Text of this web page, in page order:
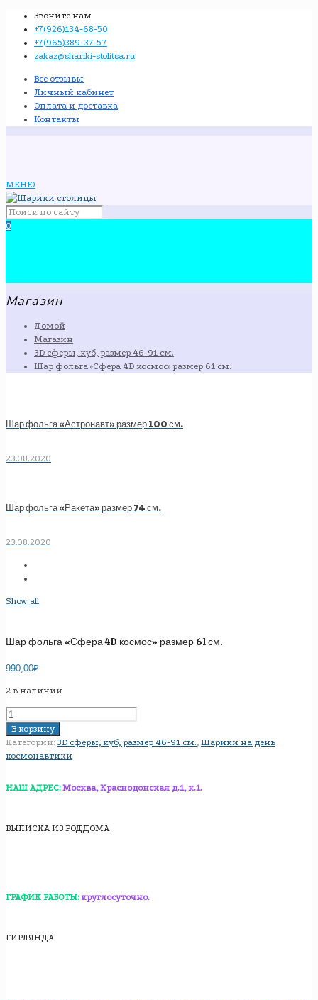
Звоните нам
+7(926)134-68-50
+7(965)389-37-57
zakaz@shariki-stolitsa.ru
Все отзывы
Личный кабинет
Оплата и доставка
Контакты
МЕНЮ
0
Магазин
Домой
Магазин
3D сферы, куб, размер 46-91 см.
Шар фольга «Сфера 4D космос» размер 61 см.
Шар фольга «Астронавт» размер 100 см.
23.08.2020
Шар фольга «Ракета» размер 74 см.
23.08.2020
Show all
Шар фольга «Сфера 4D космос» размер 61 см.
990,00₽
2 в наличии
Количество
товара
Шар
фольга
космос»
см.
В корзину
Категории: 3D сферы, куб, размер 46-91 см., Шарики на день
космонавтики
НАШ АДРЕС: Москва, Краснодонская д.1, к.1.
ВЫПИСКА ИЗ РОДДОМА
ГРАФИК РАБОТЫ: круглосуточно.
ГИРЛЯНДА